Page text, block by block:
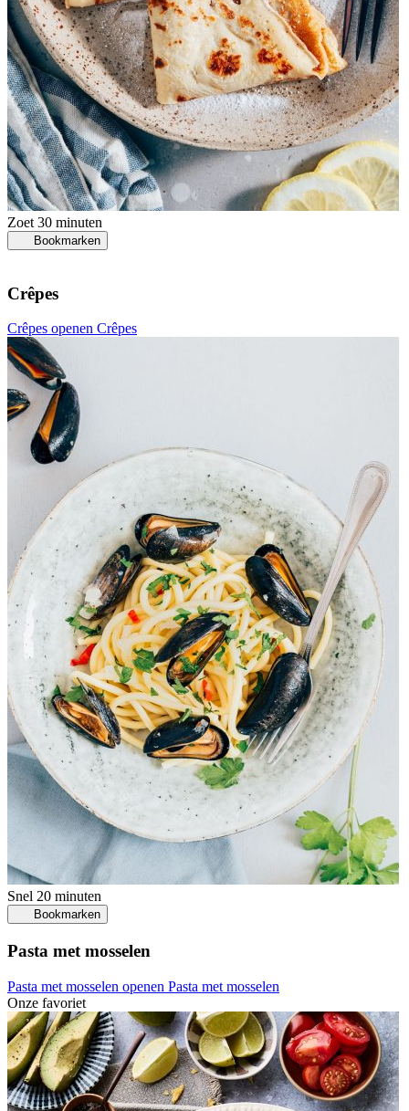
Zoet 30 minuten
Bookmarken
Crêpes
Crêpes openen Crêpes
Snel 20 minuten
Bookmarken
Pasta met mosselen
Pasta met mosselen openen Pasta met mosselen
Onze favoriet